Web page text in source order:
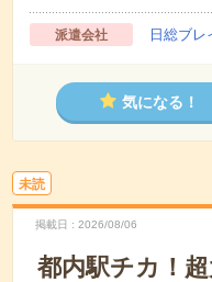
派遣会社 日総ブレ
気になる！
未読
掲載日 2026/08/06
都内駅チカ！